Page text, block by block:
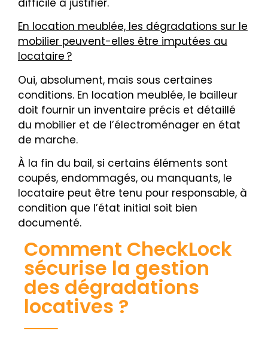
difficile à justifier.
En location meublée, les dégradations sur le
mobilier peuvent-elles être imputées au
locataire ?
Oui, absolument, mais sous certaines
conditions. En location meublée, le bailleur
doit fournir un inventaire précis et détaillé
du mobilier et de l’électroménager en état
de marche.
À la fin du bail, si certains éléments sont
coupés, endommagés, ou manquants, le
locataire peut être tenu pour responsable, à
condition que l’état initial soit bien
documenté.
Comment CheckLock
sécurise la gestion
des dégradations
locatives ?